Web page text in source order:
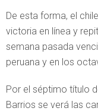
De esta forma, el
victoria en línea y
semana pasada
peruana y en los
Por el séptimo título
Barrios se verá las